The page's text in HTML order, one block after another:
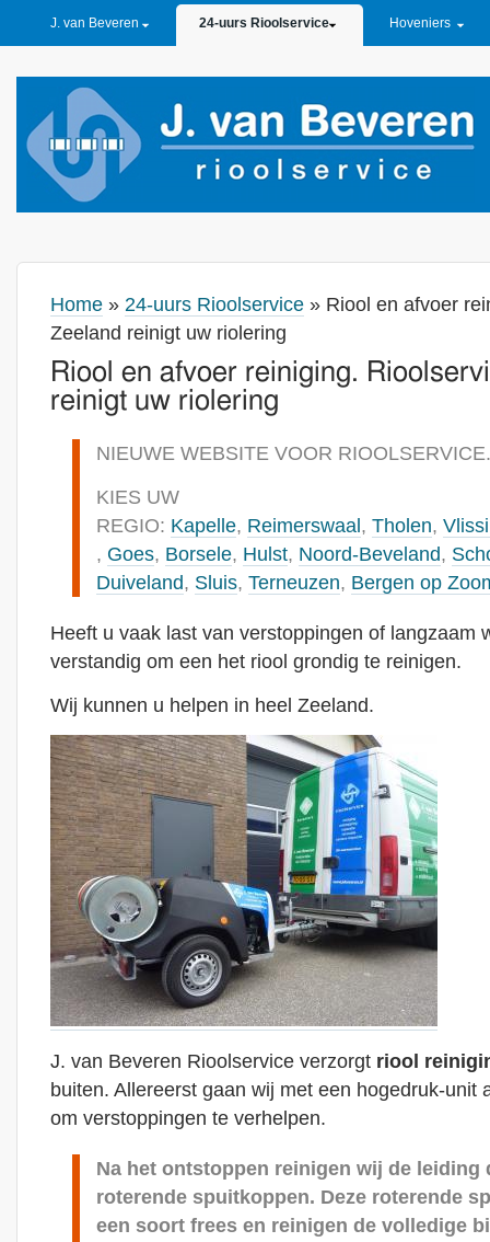
J. van Beveren 24-uurs Rioolservice Hoveniers
Home » 24-uurs Rioolservice » Riool en afvoer
Zeeland reinigt uw riolering
Riool en afvoer reiniging.
reinigt uw riolering
NIEUWE WEBSITE VOOR
KIES UW
REGIO: Kapelle, Reimerswaal , Tholen,
, Goes, Borsele, Hulst, Noord-Beveland,
Duiveland, Sluis, Terneuzen, Bergen op
Heeft u vaak last van verstoppingen of langzaam
verstandig om een het riool grondig te reinigen.
Wij kunnen u helpen in heel Zeeland.
J. van Beveren Rioolservice verzorgt riool
buiten. Allereerst gaan wij met een hogedruk-unit
om verstoppingen te verhelpen.
Na het ontstoppen reinigen wij de leiding
roterende spuitkoppen. Deze roterende
een soort frees en reinigen de volledige